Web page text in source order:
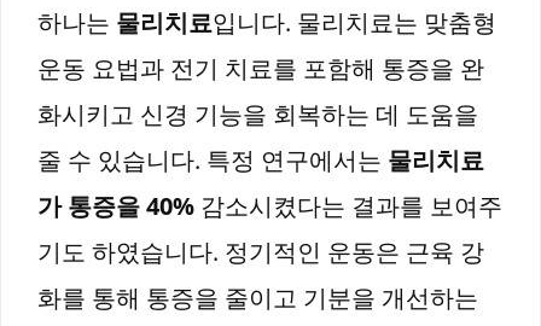
하나는 물리치료입니다. 물리치료는 맞춤형
운동 요법과 전기 치료를 포함해 통증을 완
화시키고 신경 기능을 회복하는 데 도움을
줄 수 있습니다. 특정 연구에서는 물리치료
가 통증을 40% 감소시켰다는 결과를 보여주
기도 하였습니다. 정기적인 운동은 근육 강
화를 통해 통증을 줄이고 기분을 개선하는